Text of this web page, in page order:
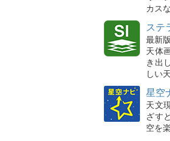
カス
ステ
最新版
天体
き出
しい
星空
天文
ざす
空を